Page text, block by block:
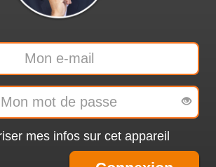
mes infos sur cet appareil